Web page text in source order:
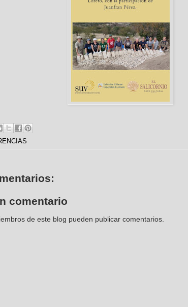
comentario
de este blog pueden publicar comentarios.